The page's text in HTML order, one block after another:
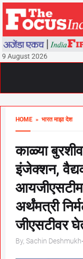
9 August 2026
HOME » भारत माझा देश
काळ्या
इंजेक्शन,
अर्थंमत्री
जीएसटीवर
By, Sachin Deshmukh-